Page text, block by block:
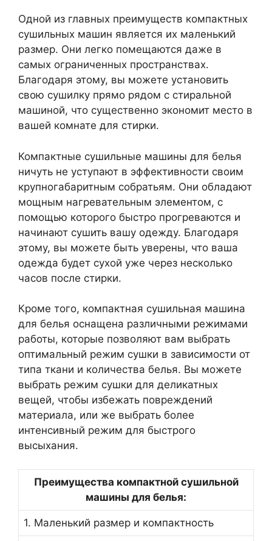
Одной из главных преимуществ компактных
сушильных машин является их маленький
размер. Они легко помещаются даже в
самых ограниченных пространствах.
Благодаря этому, вы можете установить
свою сушилку прямо рядом с стиральной
машиной, что существенно экономит место в
вашей комнате для стирки.
Компактные сушильные машины для белья
ничуть не уступают в эффективности своим
крупногабаритным собратьям. Они обладают
мощным нагревательным элементом, с
помощью которого быстро прогреваются и
начинают сушить вашу одежду. Благодаря
этому, вы можете быть уверены, что ваша
одежда будет сухой уже через несколько
часов после стирки.
Кроме того, компактная сушильная машина
для белья оснащена различными режимами
работы, которые позволяют вам выбрать
оптимальный режим сушки в зависимости от
типа ткани и количества белья. Вы можете
выбрать режим сушки для деликатных
вещей, чтобы избежать повреждений
материала, или же выбрать более
интенсивный режим для быстрого
высыхания.
Преимущества компактной сушильной
машины для белья:
1. Маленький размер и компактность